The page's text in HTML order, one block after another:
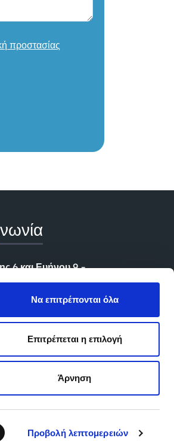
Προβολή λεπτομερειών
Να επιτρέπονται όλα
Επιτρέπεται η επιλογή
Άρνηση
προστασίας
6 και Ευήνου 9 -
11527,
(Πύργος
Ιπποκράτειο),
3332139